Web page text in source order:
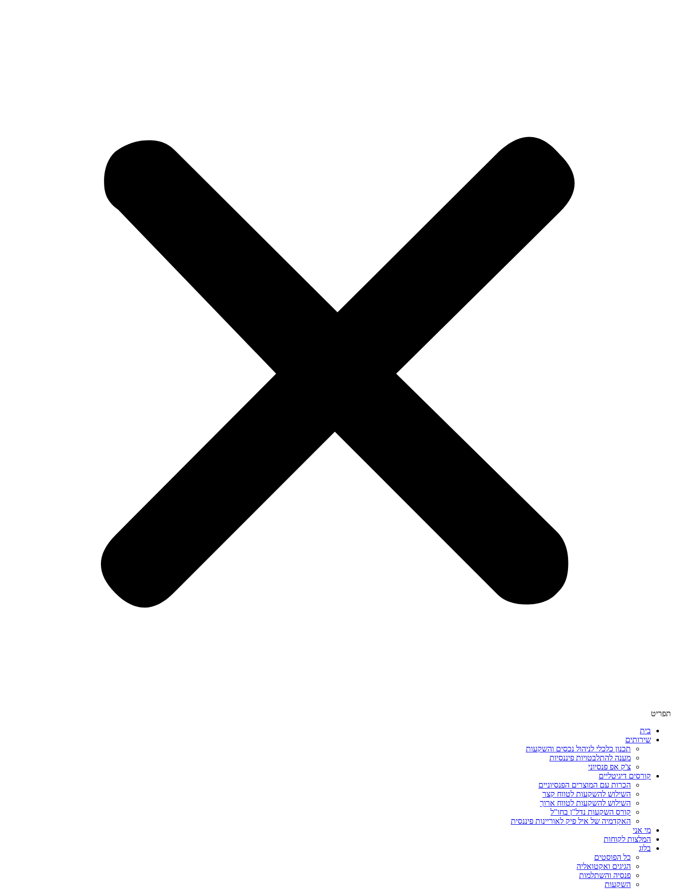
תפריט
בית
שירותים
תכנון כלכלי לניהול נכסים והשקעות
מענה להתלבטויות פיננסיות
צ'ק אפ פנסיוני
קורסים דיגיטליים
הכרות עם המוצרים הפנסיוניים
השילוש להשקעות לטווח קצר
השילוש להשקעות לטווח ארוך
קורס השקעות נדל"ן בחו"ל
האקדמיה של איל פיק לאוריינות פיננסית
מי אני
המלצות לקוחות
בלוג
כל הפוסטים
הגיגים ואקטואליה
פנסיה והשתלמות
השקעות